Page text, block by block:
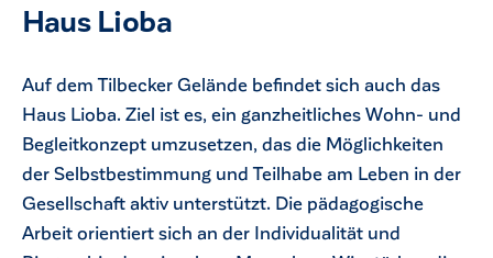
Haus Lioba
Auf dem Tilbecker Gelände befindet sich auch das
Haus Lioba. Ziel ist es, ein ganzheitliches Wohn- und
Begleitkonzept umzusetzen, das die Möglichkeiten
der Selbstbestimmung und Teilhabe am Leben in der
Gesellschaft aktiv unterstützt. Die pädagogische
Arbeit orientiert sich an der Individualität und